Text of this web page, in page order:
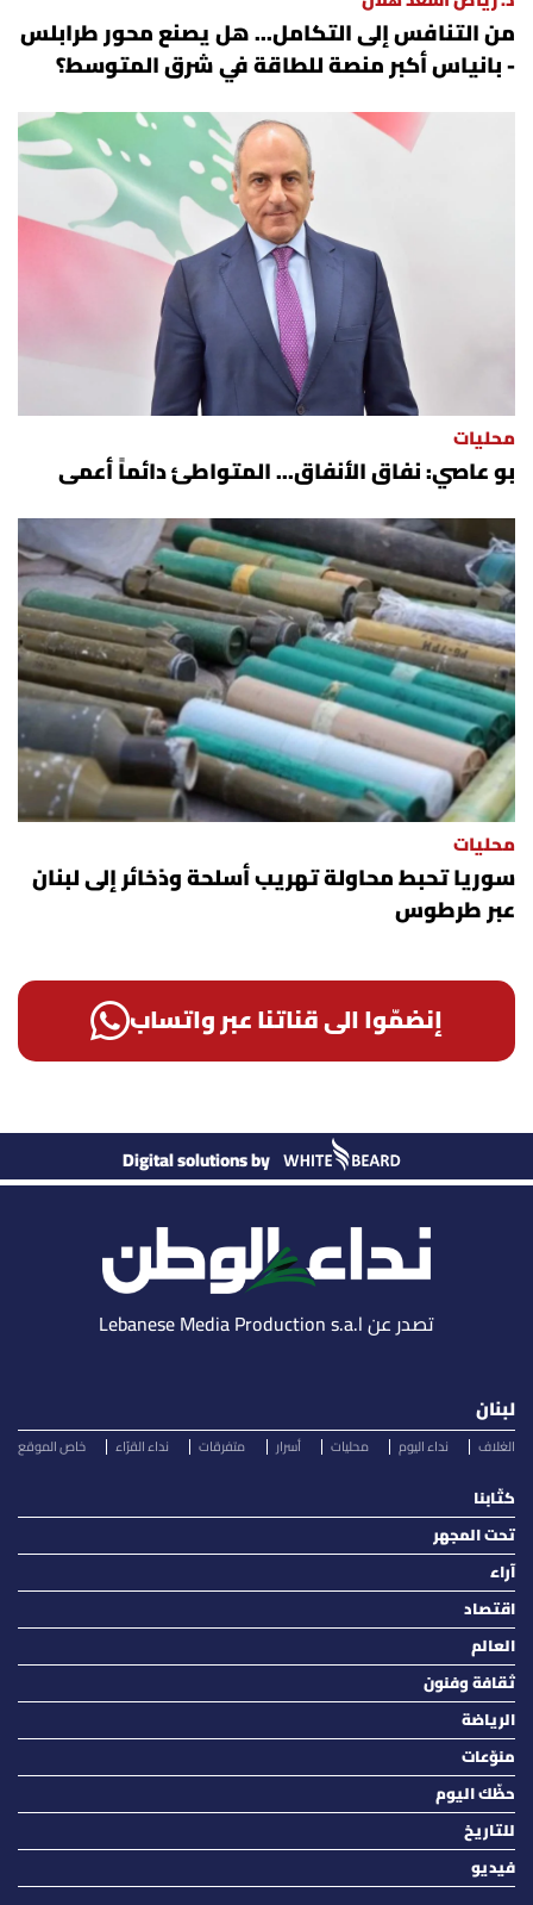
من التنافس إلى التكامل... هل يصنع محور طرابلس
- بانياس أكبر منصة للطاقة في شرق المتوسط؟
محليات
بو عاصي: نفاق الأنفاق... المتواطئ دائماً أعمى
محليات
سوريا تحبط محاولة تهريب أسلحة وذخائر إلى لبنان
عبر طرطوس
إنضمّوا الى قناتنا عبر واتساب
Digital solutions by
تصدر عن Lebanese Media Production s.a.l
لبنان
الغلاف نداء اليوم محليات أسرار متفرقات نداء القرّاء خاص الموقع
كتّابنا
تحت المجهر
آراء
اقتصاد
العالم
ثقافة وفنون
الرياضة
منوّعات
حظّك اليوم
للتاريخ
فيديو